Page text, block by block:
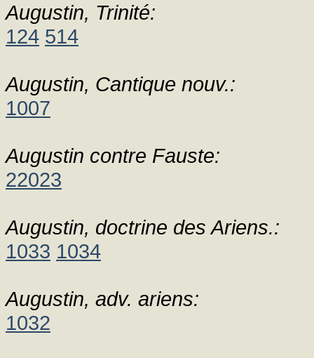
Augustin, Trinité:
124 514
Augustin, Cantique nouv.:
1007
Augustin contre Fauste:
22023
Augustin, doctrine des Ariens.:
1033 1034
Augustin, adv. ariens:
1032